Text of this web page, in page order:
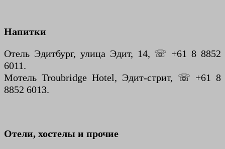
Напитки
Отель Эдитбург, улица Эдит, 14, ☏ +61 8 8852
6011.
Мотель Troubridge Hotel, Эдит-стрит, ☏ +61 8
8852 6013.
Отели, хостелы и прочие